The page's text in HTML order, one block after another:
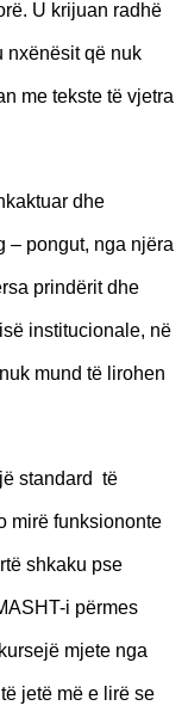
U krijuan radhë
nxënësit që nuk
me tekste të vjetra
dhe
– pongut, nga njëra
prindërit dhe
institucionale, në
mund të lirohen
standard të
mirë funksiononte
shkaku pse
i përmes
mjete nga
jetë më e lirë se